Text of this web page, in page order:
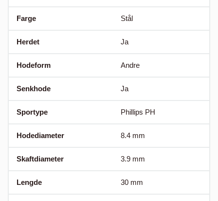
Farge Stål
Herdet Ja
Hodeform Andre
Senkhode Ja
Sportype Phillips PH
Hodediameter 8.4 mm
Skaftdiameter 3.9 mm
Lengde 30 mm